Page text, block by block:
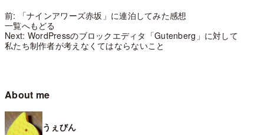
前: 「ナインアワーズ赤坂」に連泊してみた感想
一覧へもどる
Next: WordPressのブロックエディタ「Gutenberg」に対して
私たち制作者が考えなくてはならないこと
About me
うぇびん